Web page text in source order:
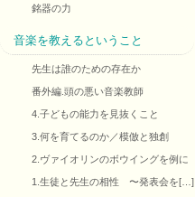
銘器の力
音楽を教えるということ
先生は誰のための存在か
番外編.頭の悪い音楽教師
4.子どもの能力を見抜くこと
3.何を育てるのか／模倣と独創
2.ヴァイオリンのボウイングを例に
1.生徒と先生の相性 〜発表会を[…]